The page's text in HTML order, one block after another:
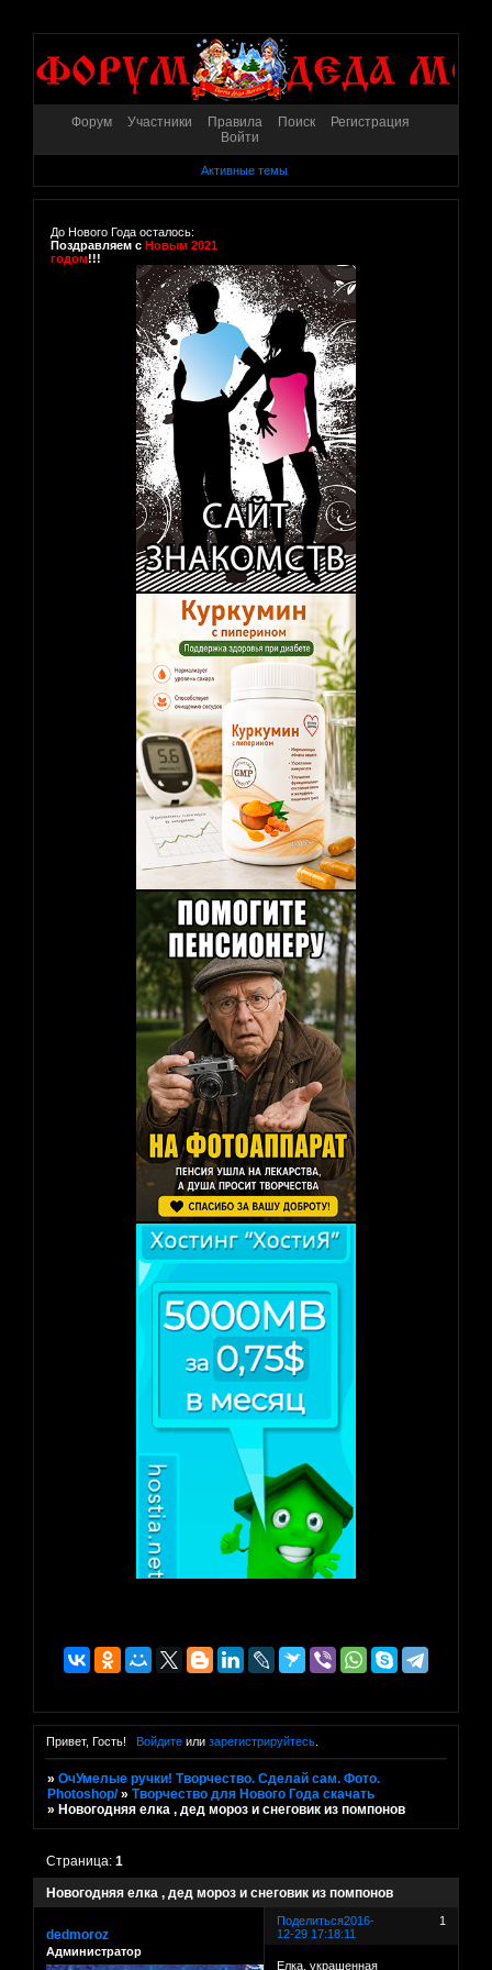
Форум Участники Правила Поиск
Регистрация
Войти
Активные темы
До Нового Года осталось:
Поздравляем с Новым 2021
годом!!!
Привет, Гость! Войдитеили зарегистрируйтесь.
»ОчУмелые ручки! Творчество. Сделай сам. Фото.
Photoshop/ »Творчество для Нового Года скачать
» Новогодняя елка , дед мороз и снеговик из помпонов
Новогодняя елка , дед мороз и снеговик из помпонов
Страница:1
Поделиться 1
2016-
12-29 17:18:11
dedmoroz
Администратор
Елка, украшенная